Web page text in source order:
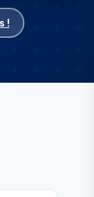
!